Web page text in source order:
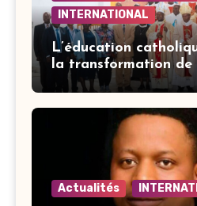
INTERNATIONAL
L’éducation
la transformation de
Actualités